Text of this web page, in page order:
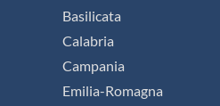
Basilicata
Calabria
Campania
Emilia-Romagna